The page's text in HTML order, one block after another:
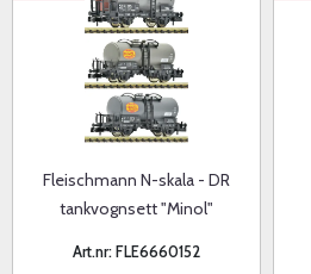
Fleischmann N-skala - DR
tankvognsett "Minol"
Art.nr: FLE6660152